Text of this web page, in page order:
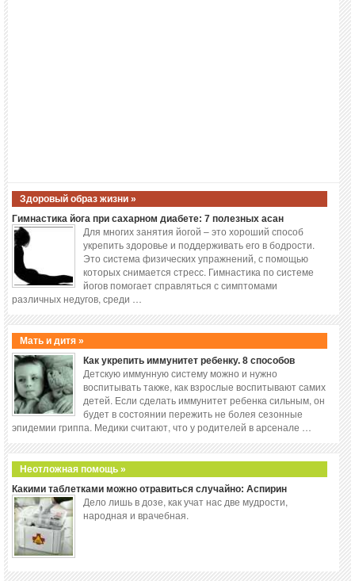
Здоровый образ жизни »
Гимнастика йога при сахарном диабете: 7 полезных асан
Для многих занятия йогой – это хороший способ
укрепить здоровье и поддерживать его в бодрости.
Это система физических упражнений, с помощью
которых снимается стресс. Гимнастика по системе
йогов помогает справляться с симптомами
различных недугов, среди …
Мать и дитя »
Как укрепить иммунитет ребенку. 8 способов
Детскую иммунную систему можно и нужно
воспитывать также, как взрослые воспитывают самих
детей. Если сделать иммунитет ребенка сильным, он
будет в состоянии пережить не болея сезонные
эпидемии гриппа. Медики считают, что у родителей в арсенале …
Неотложная помощь »
Какими таблетками можно отравиться случайно: Аспирин
Дело лишь в дозе, как учат нас две мудрости,
народная и врачебная.